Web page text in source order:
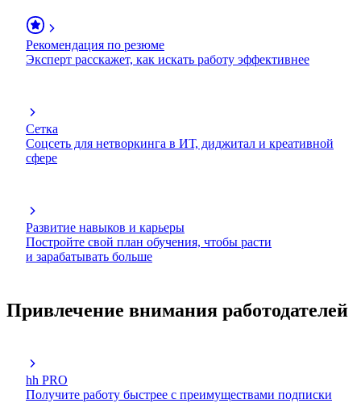
Рекомендация по резюме
Эксперт расскажет, как искать работу эффективнее
Сетка
Соцсеть для нетворкинга в ИТ, диджитал и креативной
сфере
Развитие навыков и карьеры
Постройте свой план обучения, чтобы расти
и зарабатывать больше
Привлечение внимания работодателей
hh PRO
Получите работу быстрее с преимуществами подписки